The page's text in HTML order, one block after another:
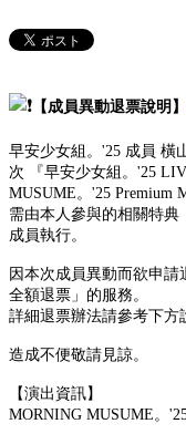
【成員異動退票說明】
早安少女組。'25 成員 橫
次 『早安少女組。'25
MUSUME。'25 Premium
需由本人參與的相關特典
成員執行。
因本次成員異動而欲申
全額退票」的服務。
詳細退票辦法請參考下方
造成不便敬請見諒。
【演出資訊】
MORNING MUSUME。